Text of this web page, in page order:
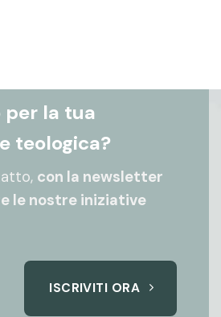
per la tua
teologica?
con la newsletter
le nostre iniziative
ISCRIVITI ORA